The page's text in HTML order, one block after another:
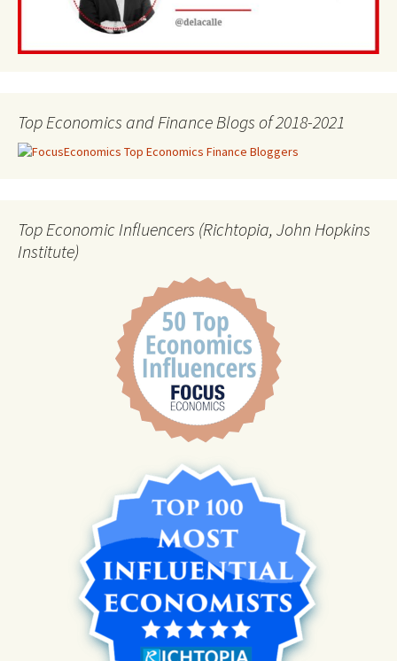
Top Economics and Finance Blogs of 2018-2021
Top Economic Influencers (Richtopia, John Hopkins
Institute)